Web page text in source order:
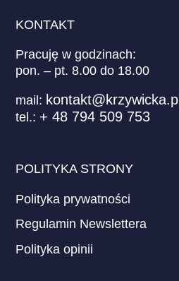
KONTAKT
Pracuję w godzinach:
pon. – pt. 8.00 do 18.00
mail: kontakt@krzywicka.pl
tel.: + 48 794 509 753
POLITYKA STRONY
Polityka prywatności
Regulamin Newslettera
Polityka opinii